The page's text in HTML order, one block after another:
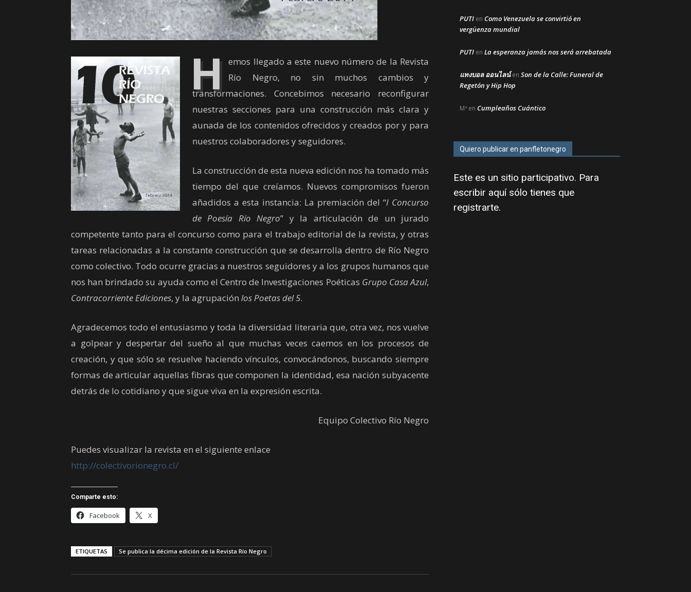
H emos llegado a este nuevo número de la Revista
Río Negro, no sin muchos cambios y
transformaciones. Concebimos necesario reconfigurar
nuestras secciones para una construcción más clara y
aunada de los contenidos ofrecidos y creados por y para
nuestros colaboradores y seguidores.
La construcción de esta nueva edición nos ha tomado más
tiempo del que creíamos. Nuevos compromisos fueron
añadidos a esta instancia: La premiación del “I Concurso
de Poesía Río Negro” y la articulación de un jurado
competente tanto para el concurso como para el trabajo editorial de la revista, y otras
tareas relacionadas a la constante construcción que se desarrolla dentro de Río Negro
como colectivo. Todo ocurre gracias a nuestros seguidores y a los grupos humanos que
nos han brindado su ayuda como el Centro de Investigaciones Poéticas Grupo Casa Azul,
Contracorriente Ediciones, y la agrupación los Poetas del 5.
Agradecemos todo el entusiasmo y toda la diversidad literaria que, otra vez, nos vuelve
a golpear y despertar del sueño al que muchas veces caemos en los procesos de
creación, y que sólo se resuelve haciendo vínculos, convocándonos, buscando siempre
formas de articular aquellas fibras que componen la identidad, esa nación subyacente
detrás de lo cotidiano y que sigue viva en la expresión escrita.
Equipo Colectivo Río Negro
Puedes visualizar la revista en el siguiente enlace
http://colectivorionegro.cl/
Comparte esto:
Facebook X
ETIQUETAS Se publica la décima edición de la Revista Río Negro
PUTI en Como Venezuela se convirtió en
vergüenza mundial
PUTI en La esperanza jamás nos será arrebatada
แทงบอล ออนไลน์en Son de la Calle: Funeral de
Regetón y Hip Hop
Mª en Cumpleaños Cuántico
Quiero publicar en panfletonegro
Este es un sitio participativo. Para
escribir aquí sólo tienes que
registrarte.